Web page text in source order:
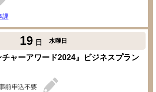
課
19 日 水曜日
チャーアワード2024』ビジネスプラン